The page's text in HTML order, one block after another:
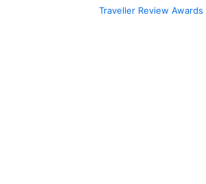
Traveller Review Awards